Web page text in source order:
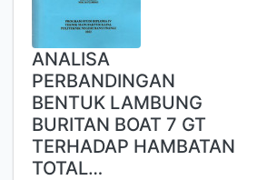
ANALISA
PERBANDINGAN
BENTUK LAMBUNG
BURITAN BOAT 7 GT
TERHADAP HAMBATAN
TOTAL…